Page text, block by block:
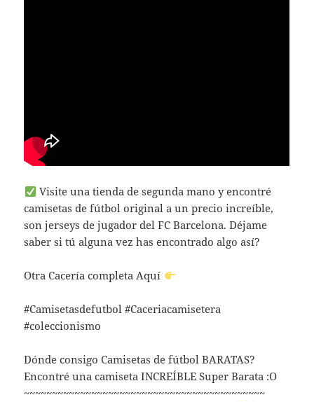
Visite una tienda de segunda mano y encontré
camisetas de fútbol original a un precio increíble,
son jerseys de jugador del FC Barcelona. Déjame
saber si tú alguna vez has encontrado algo así?
Otra Cacería completa Aquí
#Camisetasdefutbol #Caceriacamisetera
#coleccionismo
Dónde consigo Camisetas de fútbol BARATAS?
Encontré una camiseta INCREÍBLE Super Barata :O
~~~~~~~~~~~~~~~~~~~~~~~~~~~~~~~~~~~~~~~~~~~